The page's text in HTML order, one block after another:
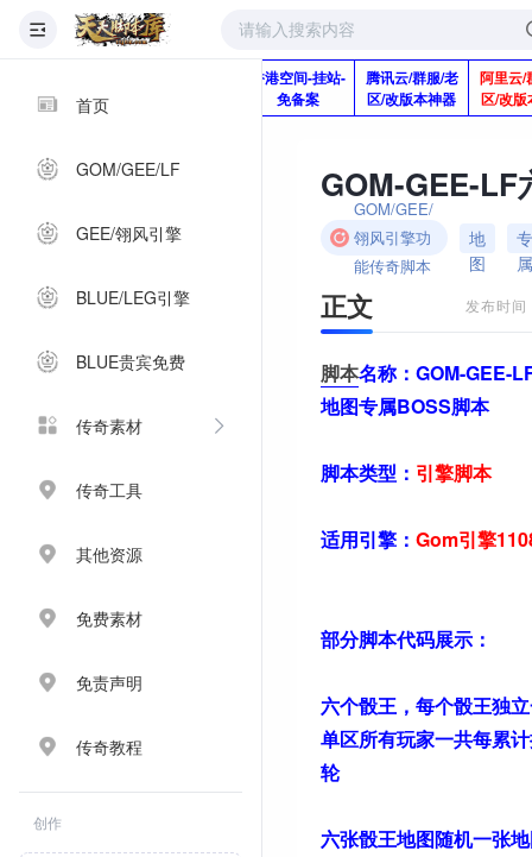
首页
GOM/GEE/LF
GEE/翎风引擎
BLUE/LEG引擎
BLUE贵宾免费
传奇素材
传奇工具
其他资源
免费素材
免责声明
传奇教程
创作
Q920992345
香港空间-挂站-
免备案
腾讯云/群服/老
区/改版本神器
阿里云/
区/改版
GOM/GEE/
翎风引擎功
能传奇脚本
地
图
专
属
正文 发布时
脚本名称： GOM-GEE-
地图专属BOSS脚本
脚本类型： 引擎脚本
适用引擎： Gom引擎
部分脚本代码展示：
六个骰王，每个骰王独
单区所有玩家一共每累
轮
六张骰王地图随机一张